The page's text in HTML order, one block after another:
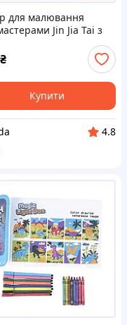
для малювання
Jin Jia Tai з
B8833T095
₴
Купити
4.8